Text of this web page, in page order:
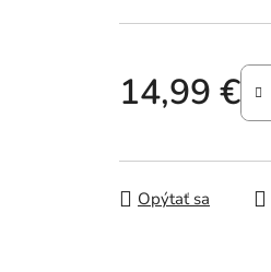
14,99 €
Jednotková cena:
Opýtať sa